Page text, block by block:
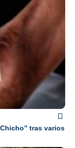
tras varios